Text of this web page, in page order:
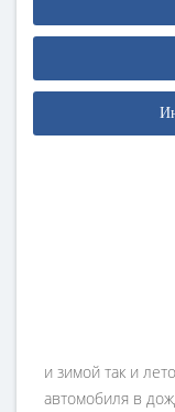
и зимой так и
автомобиля в